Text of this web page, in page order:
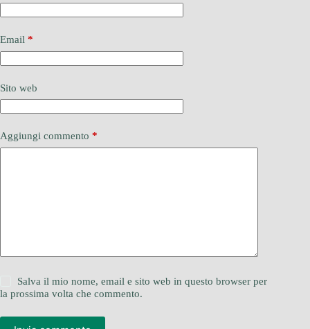
Email *
Sito web
Aggiungi commento *
Salva il mio nome, email e sito web in questo browser per
la prossima volta che commento.